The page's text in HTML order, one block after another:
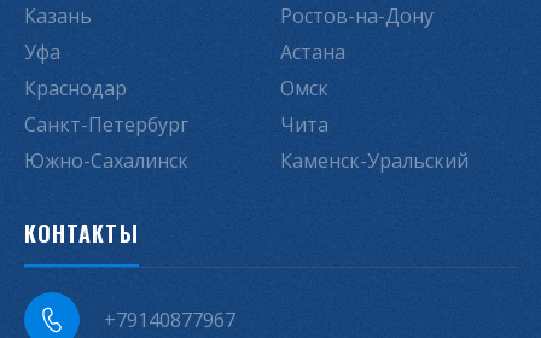
Казань
Уфа
Краснодар
Санкт-Петербург
Южно-Сахалинск
Ростов-на-Дону
Астана
Омск
Чита
Каменск-Уральский
КОНТАКТЫ
+79140877967